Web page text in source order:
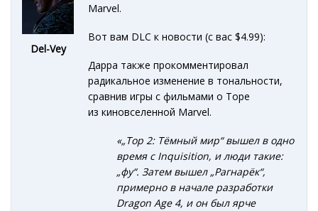
Del-Vey
Marvel.
Вот вам DLC к новости (с вас $4.99):
Дарра также прокомментировал
радикальное изменение в тональности,
сравнив игры с фильмами о Торе
из киновселенной Marvel.
«„Тор 2: Тёмный мир“ вышел в одно
время с Inquisition, и люди такие:
„фу“. Затем вышел „Рагнарёк“,
примерно в начале разработки
Dragon Age 4, и он был ярче